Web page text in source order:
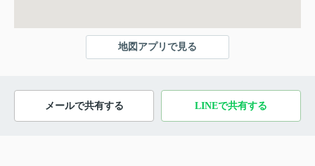
地図アプリで見る
メールで共有する LINEで共有する